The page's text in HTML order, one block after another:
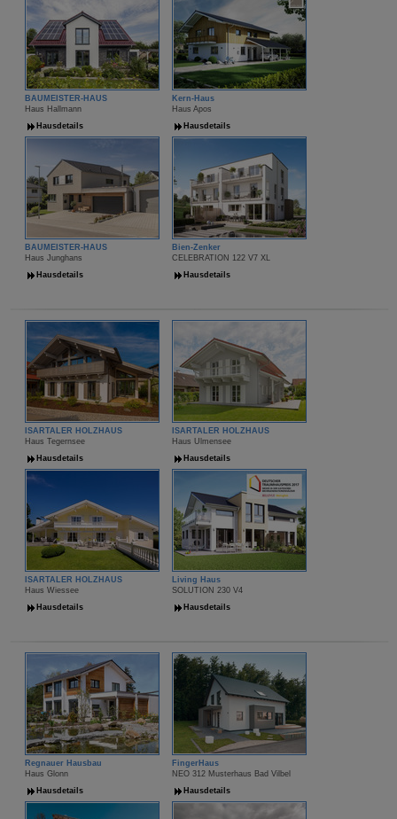
BAUMEISTER-HAUS
Haus Hallmann
Hausdetails
Kern-Haus
Haus Apos
Hausdetails
BAUMEISTER-HAUS
Haus Junghans
Hausdetails
Bien-Zenker
CELEBRATION 122 V7 XL
Hausdetails
ISARTALER HOLZHAUS
Haus Tegernsee
Hausdetails
ISARTALER HOLZHAUS
Haus Ulmensee
Hausdetails
ISARTALER HOLZHAUS
Haus Wiessee
Hausdetails
Living Haus
SOLUTION 230 V4
Hausdetails
Regnauer Hausbau
Haus Glonn
Hausdetails
FingerHaus
NEO 312 Musterhaus Bad Vilbel
Hausdetails